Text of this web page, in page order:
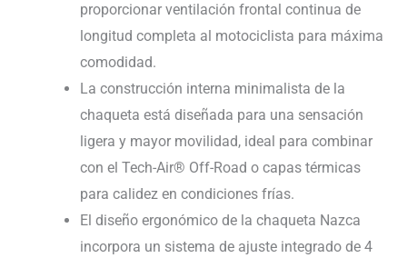
proporcionar ventilación frontal continua de
longitud completa al motociclista para máxima
comodidad.
La construcción interna minimalista de la
chaqueta está diseñada para una sensación
ligera y mayor movilidad, ideal para combinar
con el Tech-Air® Off-Road o capas térmicas
para calidez en condiciones frías.
El diseño ergonómico de la chaqueta Nazca
incorpora un sistema de ajuste integrado de 4